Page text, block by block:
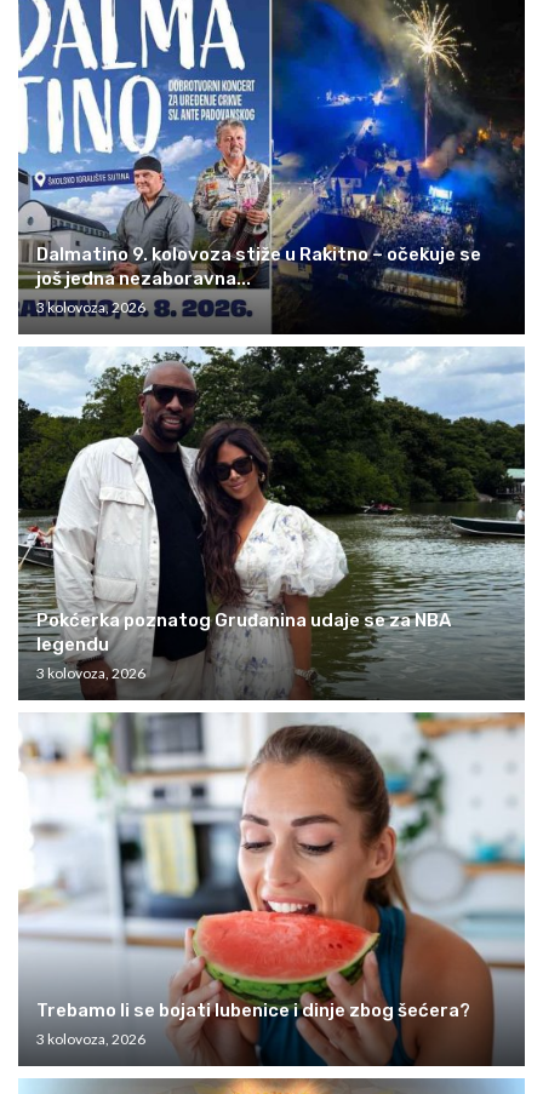
Dalmatino 9. kolovoza stiže u Rakitno – očekuje se
još jedna nezaboravna...
3 kolovoza, 2026
Pokćerka poznatog Gruđanina udaje se za NBA
legendu
3 kolovoza, 2026
Trebamo li se bojati lubenice i dinje zbog šećera?
3 kolovoza, 2026